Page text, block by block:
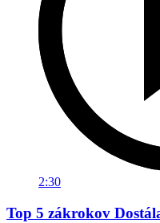
2:30
Top 5 zákrokov